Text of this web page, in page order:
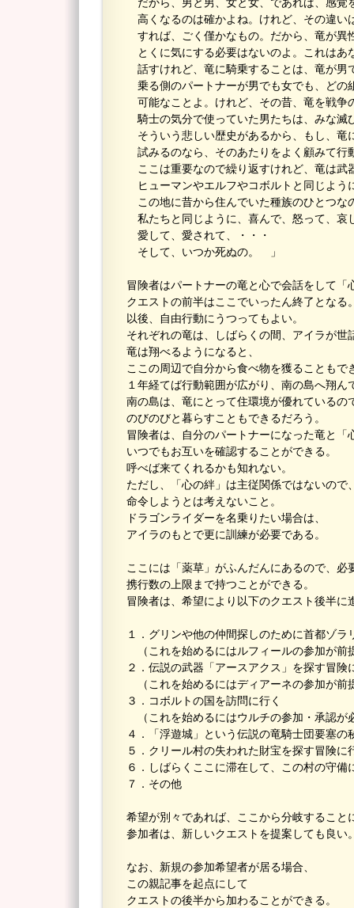
高くなるのは確かよね。けれど、その違い
すれば、ごく僅かなもの。だから、竜が異
とくに気にする必要はないのよ。これはあ
話すけれど、竜に騎乗することは、竜が男
乗る側のパートナーが男でも女でも、どの
可能なことよ。けれど、その昔、竜を戦争
騎士の気分で使っていた男たちは、みな滅
そういう悲しい歴史があるから、もし、竜
試みるのなら、そのあたりをよく顧みて行
ここは重要なので繰り返すけれど、竜は武
ヒューマンやエルフやコボルトと同じよう
この地に昔から住んでいた種族のひとつな
私たちと同じように、喜んで、怒って、哀
愛して、愛されて、・・・
そして、いつか死ぬの。 」
冒険者はパートナーの竜と心で会話をして「
クエストの前半はここでいったん終了となる
以後、自由行動にうつってもよい。
それぞれの竜は、しばらくの間、アイラが世
竜は翔べるようになると、
ここの周辺で自分から食べ物を獲ることもで
１年経てば行動範囲が広がり、南の島へ翔ん
南の島は、竜にとって住環境が優れているの
のびのびと暮らすこともできるだろう。
冒険者は、自分のパートナーになった竜と「
いつでもお互いを確認することができる。
呼べば来てくれるかも知れない。
ただし、「心の絆」は主従関係ではないので
命令しようとは考えないこと。
ドラゴンライダーを名乗りたい場合は、
アイラのもとで更に訓練が必要である。
ここには「薬草」がふんだんにあるので、必
携行数の上限まで持つことができる。
冒険者は、希望により以下のクエスト後半に
１．グリンや他の仲間探しのために首都ゾラ
（これを始めるにはルフィールの参加が前
２．伝説の武器「アースアクス」を探す冒険
（これを始めるにはディアーネの参加が前
３．コボルトの国を訪問に行く
（これを始めるにはウルチの参加・承認が
４．「浮遊城」という伝説の竜騎士団要塞の
５．クリール村の失われた財宝を探す冒険に
６．しばらくここに滞在して、この村の守備
７．その他
希望が別々であれば、ここから分岐すること
参加者は、新しいクエストを提案しても良い
なお、新規の参加希望者が居る場合、
この親記事を起点にして
クエストの後半から加わることができる。